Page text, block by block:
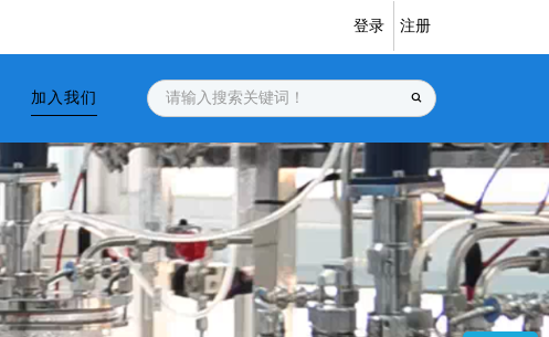
登录 注册
加入我们